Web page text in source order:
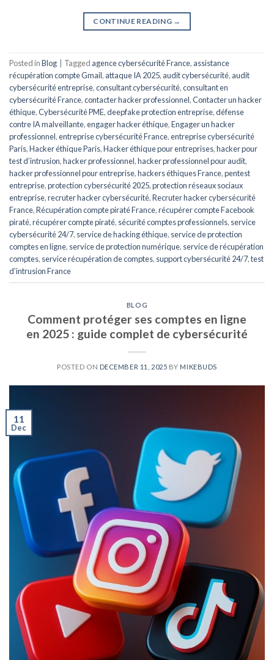
CONTINUE READING →
Posted inBlog Tagged agence cybersécurité France, assistance
récupération compte Gmail, attaque IA 2025, audit cybersécurité, audit
cybersécurité entreprise,consultant cybersécurité,consultant en
cybersécurité France,contacter hacker professionnel,Contacter un hacker
éthique,Cybersécurité PME,deepfake protection entreprise,défense
contre IA malveillante,engager hacker éthique,Engager un hacker
professionnel,entreprise cybersécurité France,entreprise cybersécurité
Paris,Hacker éthique Paris,Hacker éthique pour entreprises,hacker pour
test d’intrusion,hacker professionnel,hacker professionnel pour audit,
hacker professionnel pour entreprise,hackers éthiques France,pentest
entreprise,protection cybersécurité 2025,protection réseaux sociaux
entreprise,recruter hacker cybersécurité,Recruter hacker cybersécurité
France,Récupération compte piraté France,récupérer compte Facebook
piraté,récupérer compte piraté, sécurité comptes professionnels, service
cybersécurité 24/7, service de hacking éthique, service de protection
comptes en ligne, service de protection numérique, service de récupération
comptes, service récupération de comptes, support cybersécurité 24/7,test
d’intrusion France
BLOG
Comment protéger ses comptes en ligne
en 2025 : guide complet de cybersécurité
POSTED ON DECEMBER 11, 2025 BY MIKEBUDS
11
Dec